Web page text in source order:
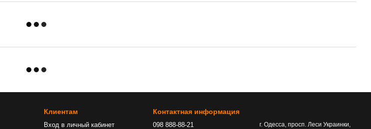
Клиентам
Вход в личный кабинет
Контактная информация
098 888-88-21
г. Одесса, просп. Леси Украинки,